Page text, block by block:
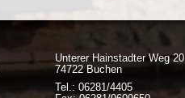
Unterer Hainstadter Weg 20
74722 Buchen
Tel.: 06281/4405